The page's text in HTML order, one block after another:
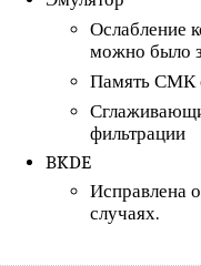
Ослабление
можно было
Память СМК
фильтрации
BKDE
Исправлена
случаях.